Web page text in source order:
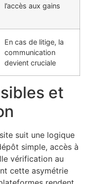
l’accès aux gains
En cas de litige, la
communication
devient cruciale
et
suit une logique
simple, accès à
vérification au
cette asymétrie